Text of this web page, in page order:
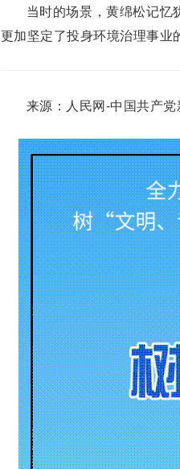
当时的场景，黄绵松记忆
更加坚定了投身环境治理事业
来源：人民网-中国共产党